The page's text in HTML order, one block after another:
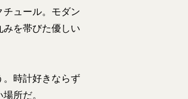
ュール。モダン
を帯びた優しい
。時計好きならず
所だ。